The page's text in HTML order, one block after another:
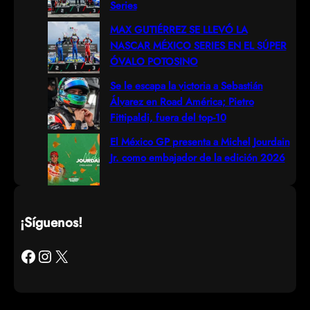
Series
MAX GUTIÉRREZ SE LLEVÓ LA
NASCAR MÉXICO SERIES EN EL SÚPER
ÓVALO POTOSINO
Se le escapa la victoria a Sebastián
Álvarez en Road América; Pietro
Fittipaldi, fuera del top-10
El México GP presenta a Michel Jourdain
Jr. como embajador de la edición 2026
¡Síguenos!
Facebook Instagram X